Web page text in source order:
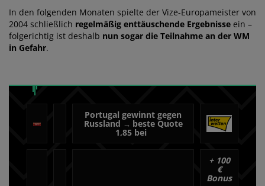
In den folgenden Monaten spielte der Vize-Europameister von
2004 schließlich regelmäßig enttäuschende Ergebnisse ein –
folgerichtig ist deshalb nun sogar die Teilnahme an der WM
in Gefahr.
Portugal gewinnt gegen
Russland→ beste Quote
1,85 bei
+ 100
€
Bonus